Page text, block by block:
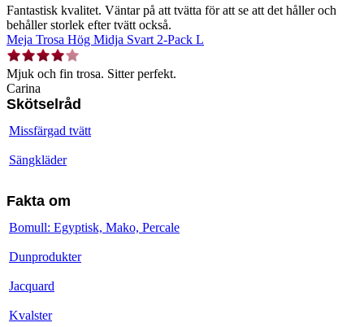
Fantastisk kvalitet. Väntar på att tvätta för att se att det håller och
behåller storlek efter tvätt också.
Meja Trosa Hög Midja Svart 2-Pack L
Mjuk och fin trosa. Sitter perfekt.
Carina
Skötselråd
Missfärgad tvätt
Sängkläder
Fakta om
Bomull: Egyptisk, Mako, Percale
Dunprodukter
Jacquard
Kvalster